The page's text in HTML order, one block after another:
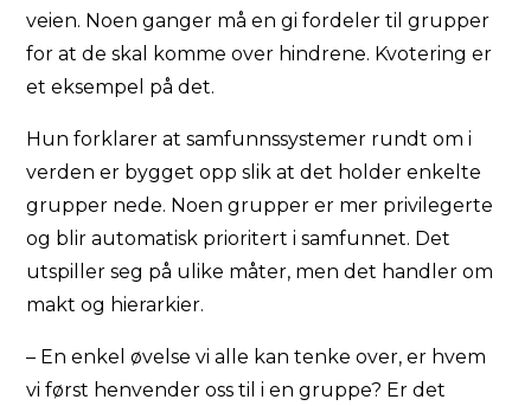
veien. Noen ganger må en gi fordeler til grupper
for at de skal komme over hindrene. Kvotering er
et eksempel på det.
Hun forklarer at samfunnssystemer rundt om i
verden er bygget opp slik at det holder enkelte
grupper nede. Noen grupper er mer privilegerte
og blir automatisk prioritert i samfunnet. Det
utspiller seg på ulike måter, men det handler om
makt og hierarkier.
– En enkel øvelse vi alle kan tenke over, er hvem
vi først henvender oss til i en gruppe? Er det